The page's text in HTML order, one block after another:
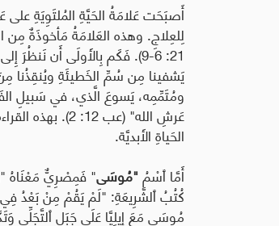
أَصبَحَت عَلامَةُ الحَيَّةِ المُلتَوِيَةِ
لِلعِلاجِ. وهذه العَلامَةُ مَأخوذَةٌ
21: 6-9). فَكَم بِالأَولَى أَن
يَشفينا مِن سُمِّ الخَطيئَةِ ويُنقِذُنا
ومُتَمِّمِه، يَسوعَ الَّذي، في سَبيلِ
عَرشِ الله" (عب 12: 2).
الحَياةِ الأَبديَّة.
أَمَّا ٱسْمُ"مُوسَى" فَمِصْرِيٌّ مَعْنَاهُ
كُتُبُ ٱلشَّرِيعَةِ: "لَمْ يَقُمْ مِنْ بَعْدُ
مُوسَى مَعَ إِيلِيَّا عَلَى جَبَلِ ٱلتَّجَلِّي